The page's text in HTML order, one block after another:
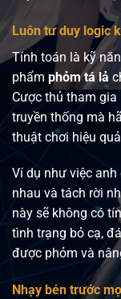
Luôn tư duy logic
Tính toán là kỹ
phẩm phỏm tá lả
Cược thủ tham
truyền thống mà
thuật chơi hiệu
Ví dụ như việc
nhau và tách rời
này sẽ không có
tình trạng bỏ cạ,
được phỏm và
Nhạy bén trước